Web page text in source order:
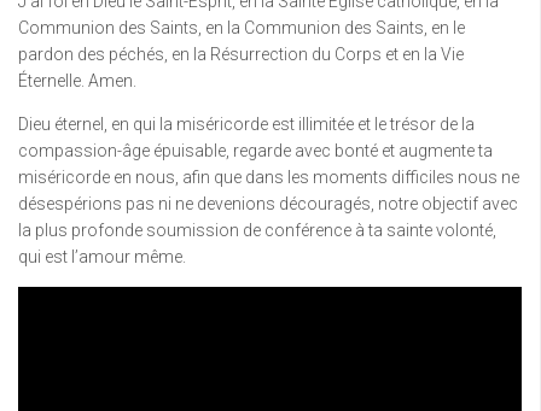
Communion des Saints, en la Communion des Saints, en le
pardon des péchés, en la Résurrection du Corps et en la Vie
Éternelle. Amen.
Dieu éternel, en qui la miséricorde est illimitée et le trésor de la
compassion-âge épuisable, regarde avec bonté et augmente ta
miséricorde en nous, afin que dans les moments difficiles nous ne
désespérions pas ni ne devenions découragés, notre objectif avec
la plus profonde soumission de conférence à ta sainte volonté,
qui est l’amour même.